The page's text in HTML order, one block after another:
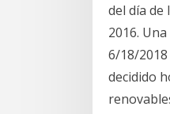
del día de
2016.
6/18/2018
decidido